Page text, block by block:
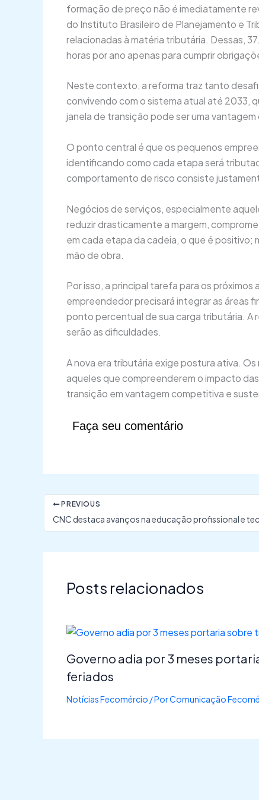
formação de preço não é imediatamente
do Instituto Brasileiro de Planejamento e
relacionadas à matéria tributária. Dessas,
horas por ano apenas para cumprir
Neste contexto, a reforma traz tanto
convivendo com o sistema atual até 2033,
janela de transição pode ser uma
O ponto central é que os pequenos
identificando como cada etapa será
comportamento de risco consiste
Negócios de serviços, especialmente
reduzir drasticamente a margem,
em cada etapa da cadeia, o que é
mão de obra.
Por isso, a principal tarefa para os
empreendedor precisará integrar as áreas
ponto percentual de sua carga tributária. A
serão as dificuldades.
A nova era tributária exige postura ativa.
aqueles que compreenderem o impacto
transição em vantagem competitiva e
Faça seu comentário
PREVIOUS
Posts relacionados
Governo adia por 3 meses
feriados
Notícias Fecomércio / PorComunicação